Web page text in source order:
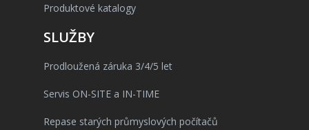
Produktové katalogy
SLUŽBY
Prodloužená záruka 3/4/5 let
Servis ON-SITE a IN-TIME
Repase starých průmyslových počítačů